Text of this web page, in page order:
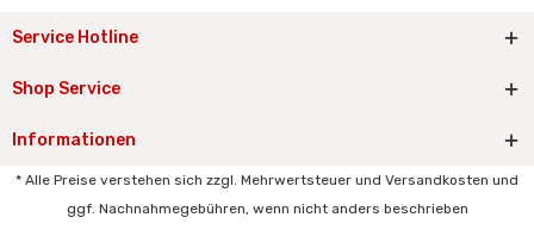
Service Hotline
Shop Service
Informationen
* Alle Preise verstehen sich zzgl. Mehrwertsteuer und Versandkosten und
ggf. Nachnahmegebühren, wenn nicht anders beschrieben